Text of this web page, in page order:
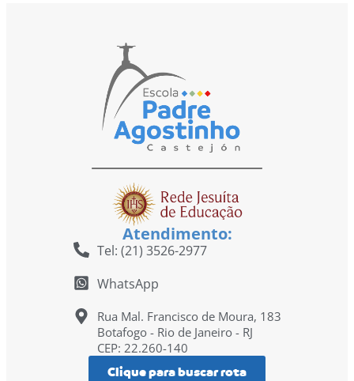
Atendimento:
Tel: (21) 3526-2977
WhatsApp
Rua Mal. Francisco de Moura, 183
Botafogo - Rio de Janeiro - RJ
CEP: 22.260-140
Clique para buscar rota